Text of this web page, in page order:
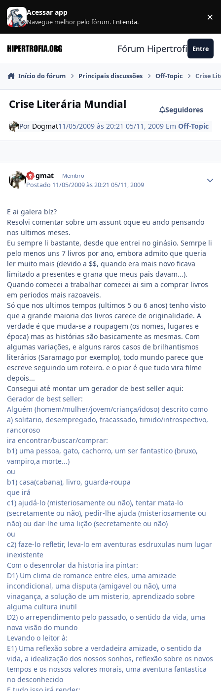
Ir para conteúdo
Acessar app
Navegue melhor pelo fórum. Entenda. ×
Fórum Hipertrofia.org
Entre
Início do fórum Principais discussões Off-Topic Crise
Crise Literária Mundial
Seguidores
Por Dogmat11/05/2009 às 20:2105/11, 2009 EmOff-Topic
Dogmat Membro
Postado 11/05/2009 às 20:2105/11, 2009
E ai galera blz?
Resolvi comentar sobre um assunt oque eu ando pensando
nos ultimos meses.
Eu sempre li bastante, desde que entrei no ginásio. Semrpe li
pelo menos uns 7 livros por ano, embora admito que queria
ler muito mais (devido a $$, quando era mais novo ficava
limitado a presentes e grana que meus pais davam...).
Quando comecei a trabalhar comecei ai sim a comprar livros
em periodos mais razoaveis.
Só que nos ultimos tempos (ultimos 5 ou 6 anos) tenho visto
que a grande maioria dos livros carece de originalidade. A
verdade é que muda-se a roupagem (os nomes, lugares e
época) mas as histórias são basicamente as mesmas. Com
algumas variações, e alguns raros casos de brilhantismos
literários (Saramago por exemplo), todo mundo parece que
escreve seguindo um roteiro. e o pior é que tudo vira filme
depois...
Consegui até montar um gerador de best seller aqui:
Gerador de best seller:
Alguém (homem/mulher/jovem/criança/idoso) descrito como
a) solitario, desempregado, fracassado, timido/introspectivo,
rancoroso
ira encontrar/buscar/comprar:
b1) uma pessoa, gato, cachorro, um ser fantastico (bruxo,
vampiro,a morte...)
ou
b1) casa(cabana), livro, guarda-roupa
que irá
c1) ajudá-lo (misteriosamente ou não), tentar mata-lo
(secretamente ou não), pedir-lhe ajuda (misteriosamente ou
não) ou dar-lhe uma lição (secretamente ou não)
ou
c2) faze-lo refletir, leva-lo em aventuras esdruxulas num lugar
inexistente
Com o desenrolar da historia ira pintar:
D1) Um clima de romance entre eles, uma amizade
incondicional, uma disputa (amigavel ou não), uma
vinagança, a solução de um misterio, aprendizado sobre
alguma cultura inutil
D2) o arrependimento pelo passado, o sentido da vida, uma
nova visão do mundo
Levando o leitor à:
E1) Uma reflexão sobre a verdadeira amizade, o sentido da
vida, a idealização dos nossos sonhos, reflexão sobre os novos
tempos e os nossos valores morais, uma aventura fantastica
no desconhecido